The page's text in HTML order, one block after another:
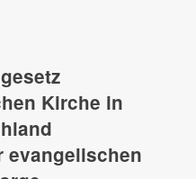
Kirche in
evangelischen